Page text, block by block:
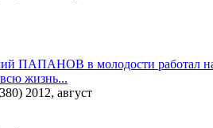
ПАПАНОВ в молодости работал
жизнь...
2012, август